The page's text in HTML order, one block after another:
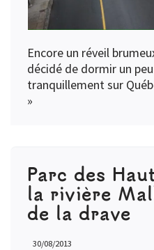
Encore un réveil
décidé de dormir un
tranquillement sur
»
Parc des
la rivière
de la drave
30/08/2013